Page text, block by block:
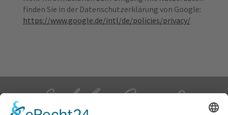
finden Sie in der Datenschutzerklärung von Google:
https://www.google.de/intl/de/policies/privacy/
Sie haben Fragen?